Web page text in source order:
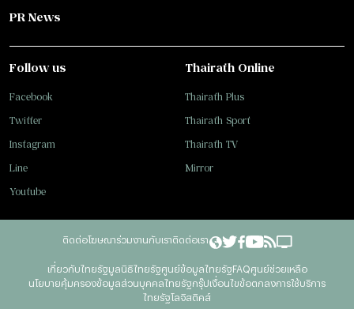
PR News
Follow us
Facebook
Twitter
Instagram
Line
Youtube
Thairath Online
Thairath Plus
Thairath Sport
Thairath TV
Mirror
ติดต่อโฆษณาร่วมงานกับเราติดต่อเรา
เกี่ยวกับไทยรัฐมูลนิธิไทยรัฐศูนย์ข้อมูลไทยรัฐFAQศูนย์ช่วยเหลือ
นโยบายคุ้มครองข้อมูลส่วนบุคคลไทยรัฐกรุ๊ปเงื่อนไขข้อตกลงการใช้บริการ
ไทยรัฐโลจิสติคส์